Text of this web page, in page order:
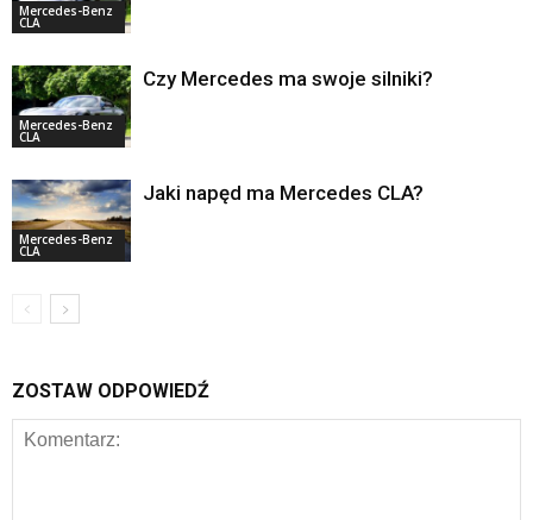
Mercedes-Benz
CLA
Mercedes-Benz
CLA
Czy Mercedes ma swoje silniki?
Mercedes-Benz
CLA
Jaki napęd ma Mercedes CLA?
ZOSTAW ODPOWIEDŹ